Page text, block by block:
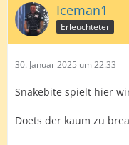
Iceman1
Erleuchteter
30. Januar 2025 um 22:33
Snakebite spielt hier
Doets der kaum zu